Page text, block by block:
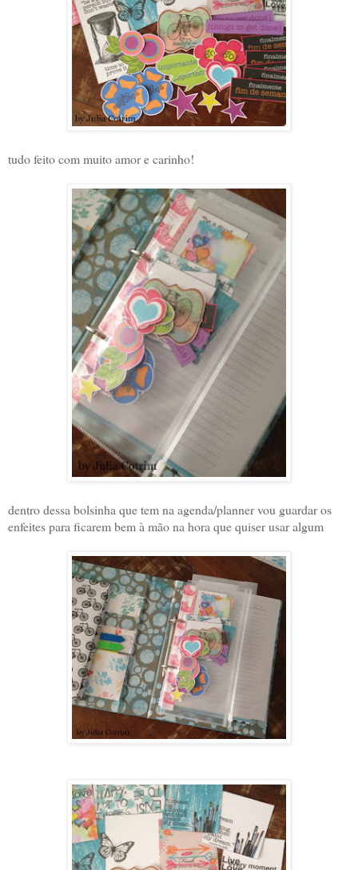
tudo feito com muito amor e carinho!
dentro dessa bolsinha que tem na agenda/planner vou guardar os
enfeites para ficarem bem à mão na hora que quiser usar algum